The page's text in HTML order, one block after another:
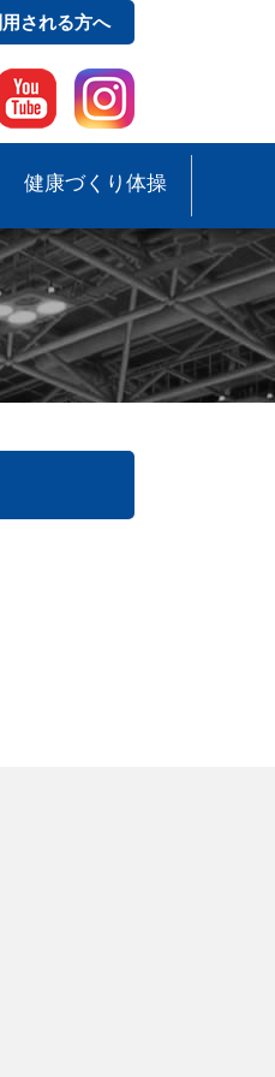
される方へ
問・お問合せ
団助成事業
健康づくり体操